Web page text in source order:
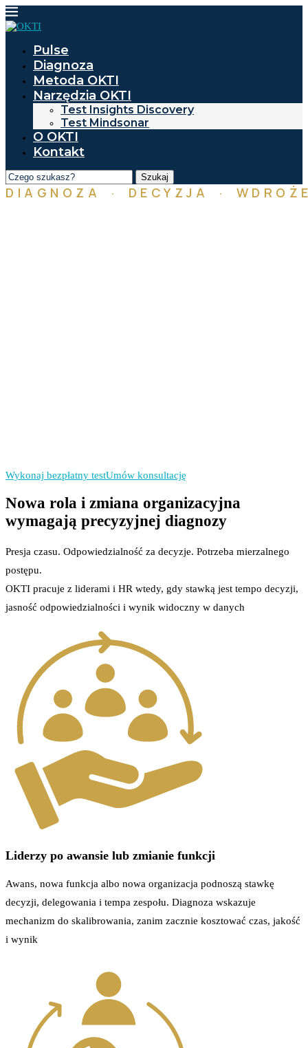
Pulse
Diagnoza
Metoda OKTI
Narzędzia OKTI
Test Insights Discovery
Test Mindsonar
O OKTI
Kontakt
Szukaj
DIAGNOZA · DECYZJA ·
Wykonaj bezpłatny testUmów konsultację
Nowa rola i zmiana organizacyjna
wymagają precyzyjnej diagnozy
Presja czasu. Odpowiedzialność za decyzje. Potrzeba mierzalnego
postępu.
OKTI pracuje z liderami i HR wtedy, gdy stawką jest tempo decyzji,
jasność odpowiedzialności i wynik widoczny w danych
Liderzy po awansie lub zmianie funkcji
Awans, nowa funkcja albo nowa organizacja podnoszą stawkę
decyzji, delegowania i tempa zespołu. Diagnoza wskazuje
mechanizm do skalibrowania, zanim zacznie kosztować czas, jakość
i wynik